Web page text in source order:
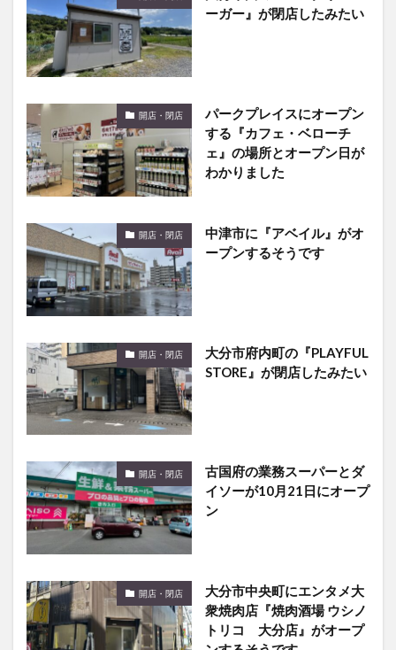
ーガー』が閉店したみたい
開店・閉店
パークプレイスにオープン
する『カフェ・ベローチ
ェ』の場所とオープン日が
わかりました
開店・閉店
中津市に『アベイル』がオ
ープンするそうです
開店・閉店
大分市府内町の『PLAYFUL
STORE』が閉店したみたい
開店・閉店
古国府の業務スーパーとダ
イソーが10月21日にオープ
ン
開店・閉店
大分市中央町にエンタメ大
衆焼肉店『焼肉酒場 ウシノ
トリコ 大分店』がオープ